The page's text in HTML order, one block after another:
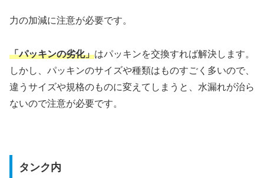
力の加減に注意が必要です。
「パッキンの劣化」はパッキンを交換すれば解決します。
しかし、パッキンのサイズや種類はものすごく多いので、
違うサイズや規格のものに変えてしまうと、水漏れが治ら
ないので注意が必要です。
タンク内